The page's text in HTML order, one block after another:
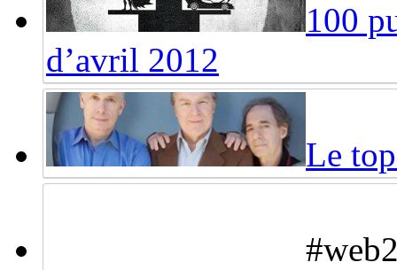
100
d’avril 2012
Le